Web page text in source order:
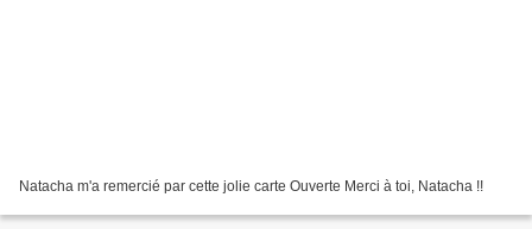
Natacha m'a remercié par cette jolie carte Ouverte Merci à toi, Natacha !!